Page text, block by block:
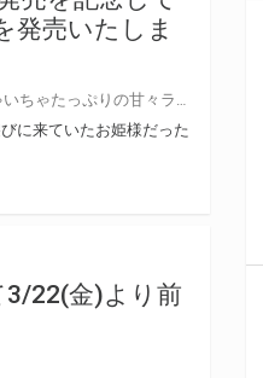
発売いたしま
に来ていたお姫様だった
3/22(金)より前